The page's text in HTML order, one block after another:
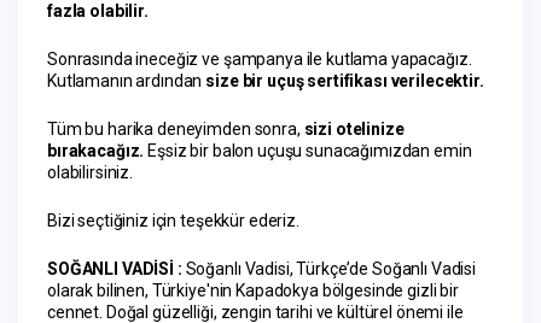
fazla olabilir.
Sonrasında ineceğiz ve şampanya ile kutlama yapacağız.
Kutlamanın ardından size bir uçuş sertifikası verilecektir.
Tüm bu harika deneyimden sonra, sizi otelinize
bırakacağız. Eşsiz bir balon uçuşu sunacağımızdan emin
olabilirsiniz.
Bizi seçtiğiniz için teşekkür ederiz.
﻿SOĞANLI VADİSİ : Soğanlı Vadisi, Türkçe’de Soğanlı Vadisi
olarak bilinen, Türkiye'nin Kapadokya bölgesinde gizli bir
cennet. Doğal güzelliği, zengin tarihi ve kültürel önemi ile